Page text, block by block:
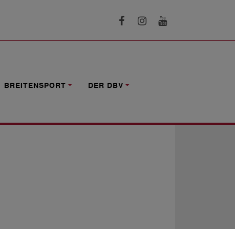
BREITENSPORT DER DBV